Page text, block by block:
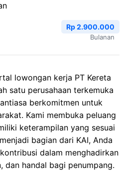
Rp 2.900.000
Bulanan
lowongan kerja PT Kereta
satu perusahaan terkemuka
berkomitmen untuk
Kami membuka peluang
keterampilan yang sesuai
bagian dari KAI, Anda
dalam menghadirkan
dan handal bagi penumpang.